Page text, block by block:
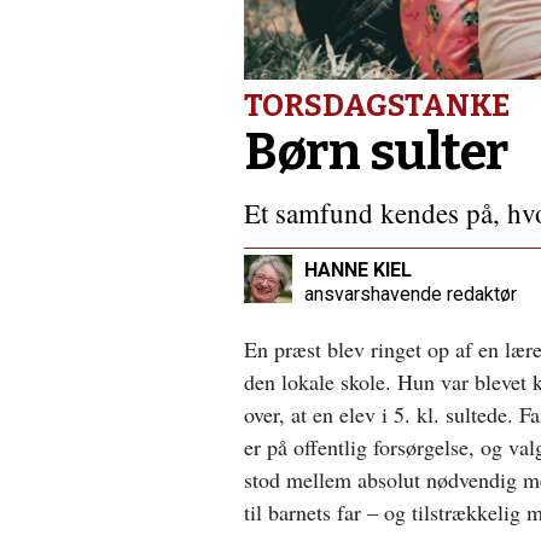
TORSDAGSTANKE
Børn sulter
Et samfund kendes på,
HANNE KIEL
ansvarshavende redaktør
En præst blev ringet op af en
den lokale skole. Hun var blevet
over, at en elev i 5. kl. sultede.
er på offentlig forsørgelse, og
stod mellem absolut nødvendig
til barnets far – og tilstrækkelig